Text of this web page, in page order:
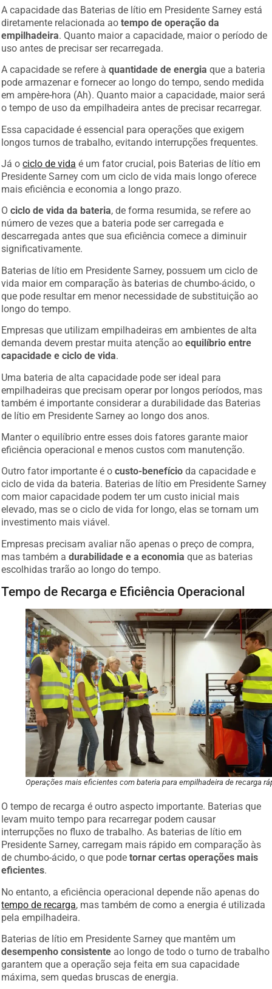
A capacidade das Baterias de lítio em Presidente Sarney está
diretamente relacionada aotempo de operação da
empilhadeira. Quanto maior a capacidade, maior o período de
uso antes de precisar ser recarregada.
A capacidade se refere àquantidade de energia que a bateria
pode armazenar e fornecer ao longo do tempo, sendo medida
em ampère-hora (Ah). Quanto maior a capacidade, maior será
o tempo de uso da empilhadeira antes de precisar recarregar.
Essa capacidade é essencial para operações que exigem
longos turnos de trabalho, evitando interrupções frequentes.
Já ociclo de vida é um fator crucial, pois Baterias de lítio em
Presidente Sarney com um ciclo de vida mais longo oferece
mais eficiência e economia a longo prazo.
Ociclo de vida da bateria, de forma resumida, se refere ao
número de vezes que a bateria pode ser carregada e
descarregada antes que sua eficiência comece a diminuir
significativamente.
Baterias de lítio em Presidente Sarney, possuem um ciclo de
vida maior em comparação às baterias de chumbo-ácido, o
que pode resultar em menor necessidade de substituição ao
longo do tempo.
Empresas que utilizam empilhadeiras em ambientes de alta
demanda devem prestar muita atenção aoequilíbrio entre
capacidade e ciclo de vida.
Uma bateria de alta capacidade pode ser ideal para
empilhadeiras que precisam operar por longos períodos, mas
também é importante considerar a durabilidade das Baterias
de lítio em Presidente Sarney ao longo dos anos.
Manter o equilíbrio entre esses dois fatores garante maior
eficiência operacional e menos custos com manutenção.
Outro fator importante é ocusto-benefício da capacidade e
ciclo de vida da bateria. Baterias de lítio em Presidente Sarney
com maior capacidade podem ter um custo inicial mais
elevado, mas se o ciclo de vida for longo, elas se tornam um
investimento mais viável.
Empresas precisam avaliar não apenas o preço de compra,
mas também adurabilidade e a economia que as baterias
escolhidas trarão ao longo do tempo.
Tempo de Recarga e Eficiência Operacional
Operações mais eficientes com bateria para empilhadeira de recarga
O tempo de recarga é outro aspecto importante. Baterias que
levam muito tempo para recarregar podem causar
interrupções no fluxo de trabalho. As baterias de lítio em
Presidente Sarney, carregam mais rápido em comparação às
de chumbo-ácido, o que podetornar certas operações mais
eficientes.
No entanto, a eficiência operacional depende não apenas do
tempo de recarga, mas também de como a energia é utilizada
pela empilhadeira.
Baterias de lítio em Presidente Sarney que mantêm um
desempenho consistente ao longo de todo o turno de trabalho
garantem que a operação seja feita em sua capacidade
máxima, sem quedas bruscas de energia.